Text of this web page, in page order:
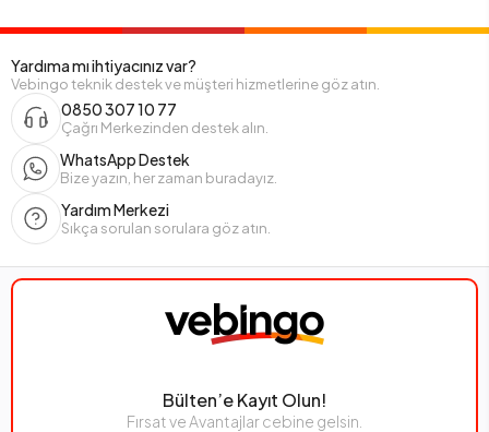
Yardıma mı ihtiyacınız var?
Vebingo teknik destek ve müşteri hizmetlerine göz atın.
0850 307 10 77
Çağrı Merkezinden destek alın.
WhatsApp Destek
Bize yazın, her zaman buradayız.
Yardım Merkezi
Sıkça sorulan sorulara göz atın.
Bülten’e Kayıt Olun!
Fırsat ve Avantajlar cebine gelsin.